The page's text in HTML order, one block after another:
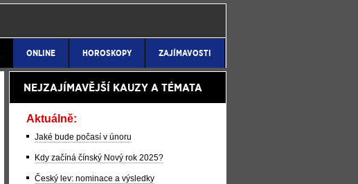
ONLINE HOROSKOPY ZAJÍMAVOSTI
NEJZAJÍMAVĚJŠÍ KAUZY A TÉMATA
Aktuálně:
Jaké bude počasí v únoru
Kdy začíná čínský Nový rok 2025?
Český lev: nominace a výsledky